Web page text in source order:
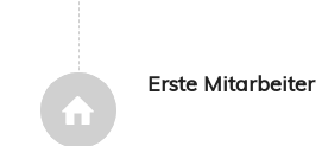
Erste Mitarbeiter